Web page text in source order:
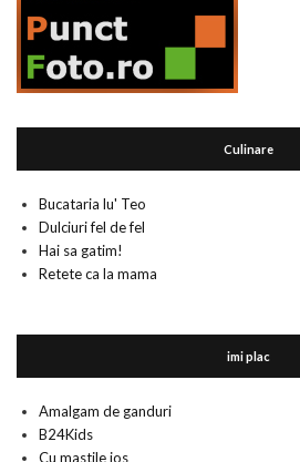
Culinare
Bucataria lu' Teo
Dulciuri fel de fel
Hai sa gatim!
Retete ca la mama
imi plac
Amalgam de ganduri
B24Kids
Cu mastile jos